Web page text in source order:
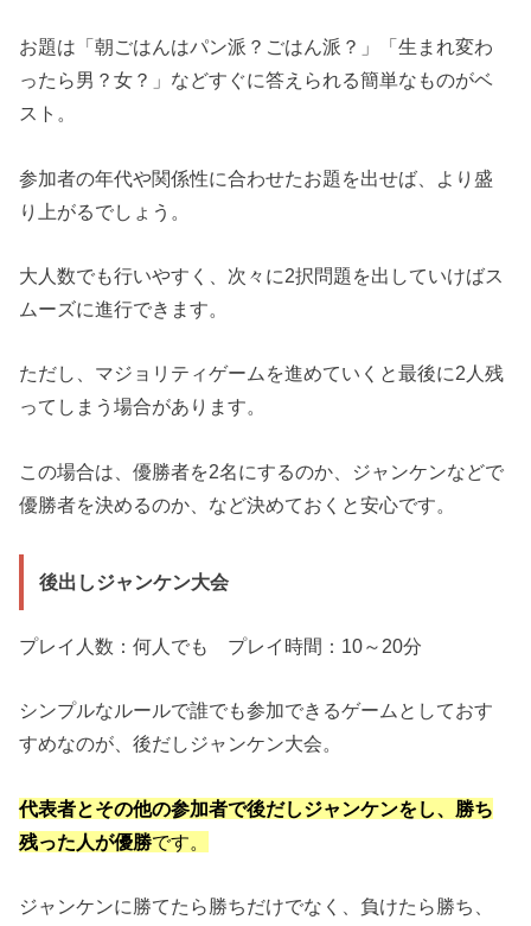
お題は「朝ごはんはパン派？ごはん派？」「生まれ変わ
ったら男？女？」などすぐに答えられる簡単なものがベ
スト。
参加者の年代や関係性に合わせたお題を出せば、より盛
り上がるでしょう。
大人数でも行いやすく、次々に2択問題を出していけばス
ムーズに進行できます。
ただし、マジョリティゲームを進めていくと最後に2人残
ってしまう場合があります。
この場合は、優勝者を2名にするのか、ジャンケンなどで
優勝者を決めるのか、など決めておくと安心です。
後出しジャンケン大会
プレイ人数：何人でも プレイ時間：10～20分
シンプルなルールで誰でも参加できるゲームとしておす
すめなのが、後だしジャンケン大会。
代表者とその他の参加者で後だしジャンケンをし、勝ち
残った人が優勝です。
ジャンケンに勝てたら勝ちだけでなく、負けたら勝ち、